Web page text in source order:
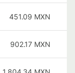
451.09 MXN
902.17 MXN